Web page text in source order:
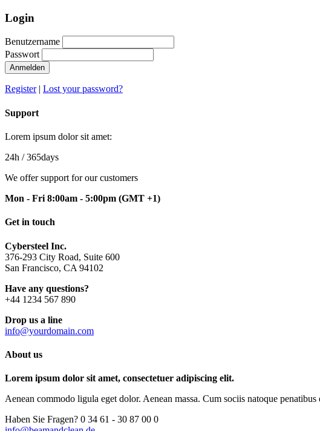
Login
Benutzername
Passwort
Anmelden
Register| Lost your password?
Support
Lorem ipsum dolor sit amet:
24h / 365days
We offer support for our customers
Mon - Fri 8:00am - 5:00pm (GMT +1)
Get in touch
Cybersteel Inc.
376-293 City Road, Suite 600
San Francisco, CA 94102
Have any questions?
+44 1234 567 890
Drop us a line
info@yourdomain.com
About us
Lorem ipsum dolor sit amet, consectetuer adipiscing elit.
Aenean commodo ligula eget dolor. Aenean massa. Cum sociis natoque
Haben Sie Fragen? 0 34 61 - 30 87 00 0